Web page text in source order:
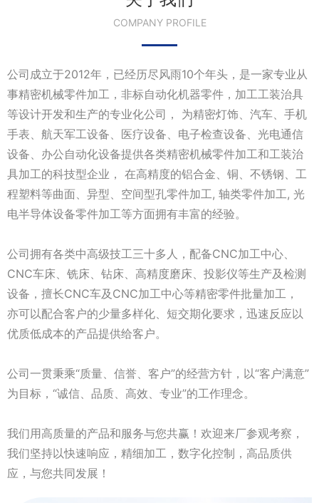
COMPANY PROFILE
公司成立于2012年，已经历尽风雨10个年头，是一家专业从
事精密机械零件加工，非标自动化机器零件，加工工装治具
等设计开发和生产的专业化公司， 为精密灯饰、汽车、手机
手表、航天军工设备、医疗设备、电子检查设备、光电通信
设备、办公自动化设备提供各类精密机械零件加工和工装治
具加工的科技型企业， 在高精度的铝合金、铜、不锈钢、工
程塑料等曲面、异型、空间型孔零件加工, 轴类零件加工, 光
电半导体设备零件加工等方面拥有丰富的经验。
公司拥有各类中高级技工三十多人，配备CNC加工中心、
CNC车床、铣床、钻床、高精度磨床、投影仪等生产及检测
设备，擅长CNC车及CNC加工中心等精密零件批量加工，
亦可以配合客户的少量多样化、短交期化要求，迅速反应以
优质低成本的产品提供给客户。
公司一贯秉乘“质量、信誉、客户”的经营方针，以“客户满意”
为目标，“诚信、品质、高效、专业”的工作理念。
我们用高质量的产品和服务与您共赢！欢迎来厂参观考察，
我们坚持以快速响应，精细加工，数字化控制，高品质供
应，与您共同发展！